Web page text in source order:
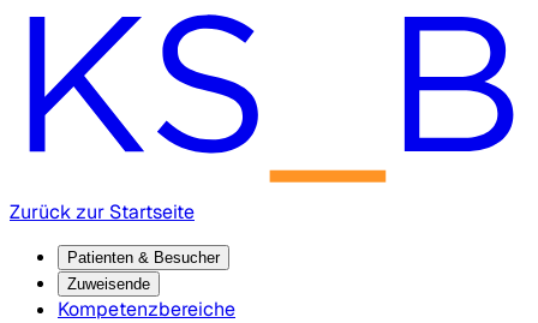
Zurück zur Startseite
Patienten & Besucher
Zuweisende
Kompetenzbereiche